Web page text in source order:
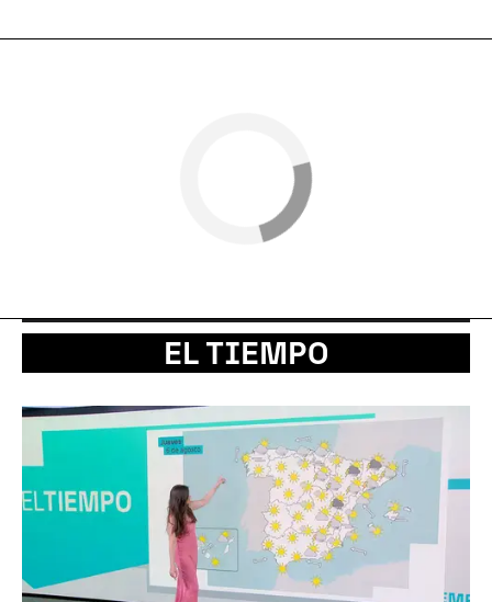
EL TIEMPO